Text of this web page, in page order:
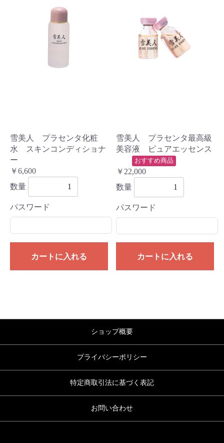
雪美人 プラセンタ化粧
水 スキンコンディショナ
ー
￥6,600
数量
パスワード
カートに入れる
雪美人 プラセンタ最高級
美容液 ピュアエッセンス
おすすめ商品
￥22,000
数量
パスワード
カートに入れる
ショップ概要
プライバシーポリシー
特定商取引法に基づく表記
お問い合わせ